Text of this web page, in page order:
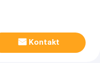
Kontakt